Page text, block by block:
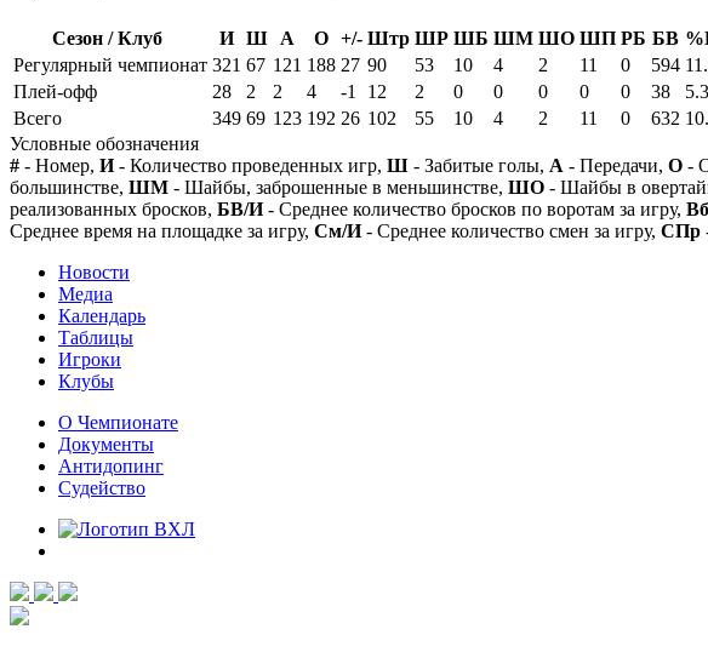
Сезон / Клуб И Ш А О +/- Штр ШР ШБ ШМ ШО ШП РБ БВ
Регулярный чемпионат 321 67 121 188 27 90 53 10 4 2 11 0 594
Плей-офф
28 2 2 4 -1 12 2 0 0 0 0 0 38 5.3
Всего
349 69 123 192 26 102 55 10 4 2 11 0 632
Условные обозначения
# - Номер, И- Количество проведенных игр, Ш - Забитые голы, А - Передачи, О -
большинстве, ШМ - Шайбы, заброшенные в меньшинстве, ШО - Шайбы в
реализованных бросков, БВ/И- Среднее количество бросков по воротам за игру,
Среднее время на площадке за игру, См/И- Среднее количество смен за игру, СПр
Новости
Медиа
Календарь
Таблицы
Игроки
Клубы
О Чемпионате
Документы
Антидопинг
Судейство